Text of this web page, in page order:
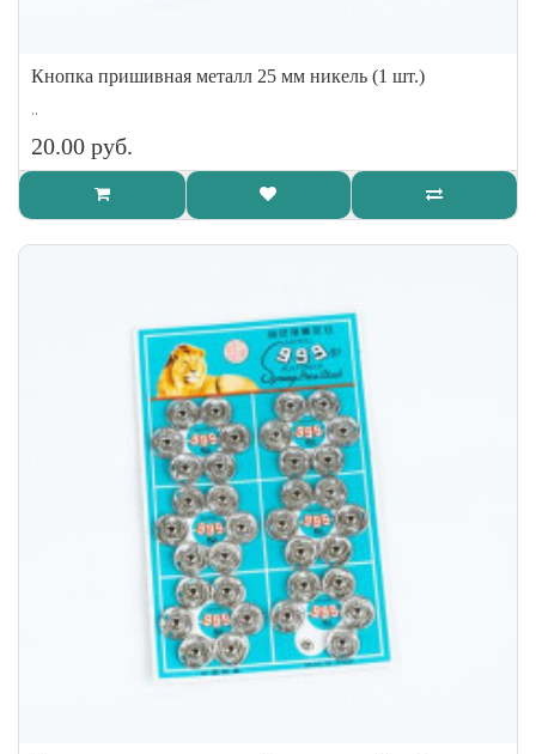
Кнопка пришивная металл 25 мм никель (1 шт.)
..
20.00 руб.